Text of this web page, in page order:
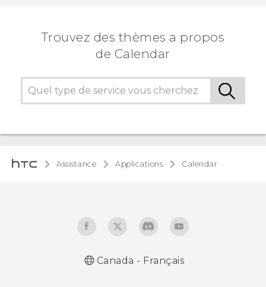
Trouvez des thèmes a propos
de Calendar
Assistance Applications Calendar
Canada - Français